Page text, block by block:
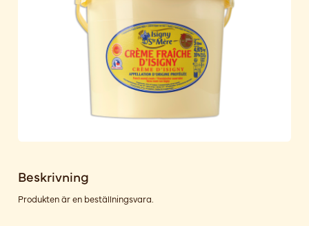
Beskrivning
Produkten är en beställningsvara.